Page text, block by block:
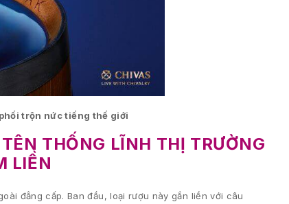
trộn nức tiếng thế giới
THỐNG LĨNH THỊ TRƯỜNG
LIỀN
đẳng cấp. Ban đầu, loại rượu này gắn liền với câu